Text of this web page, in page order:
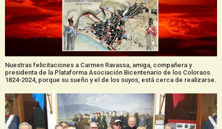
Nuestras felicitaciones a Carmen Ravassa, amiga, compañera y
presidenta de la Plataforma Asociación Bicentenario de los Coloraos.
1824-2024, porque su sueño y el de los suyos, está cerca de realizarse.